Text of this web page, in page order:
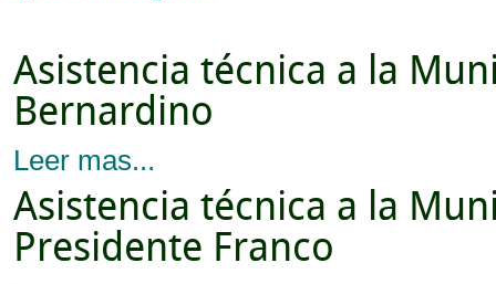
Asistencia técnica a la
Bernardino
Leer mas...
Asistencia técnica a la
Presidente Franco